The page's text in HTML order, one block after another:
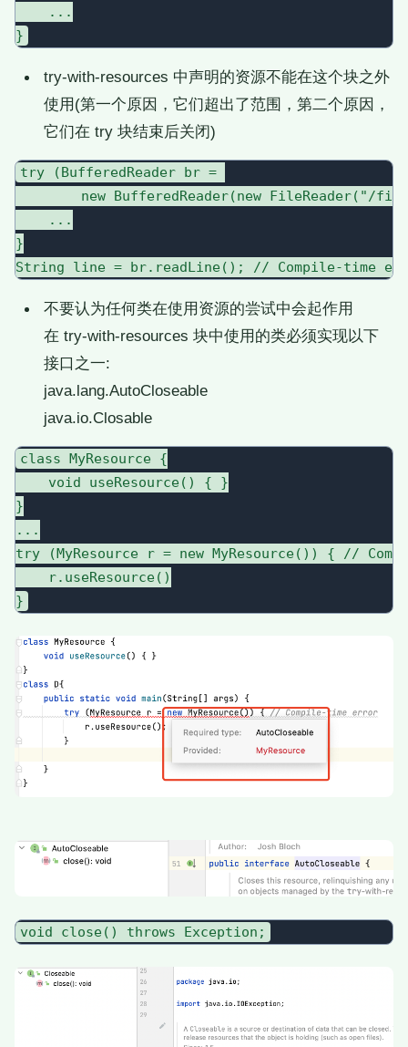
    ...
try-with-resources 中声明的资源不能在这个块之外
使用(第一个原因，它们超出了范围，第二个原因，
它们在 try 块结束后关闭)
try (BufferedReader br =
new BufferedReader(new FileReader("/
    ...
}
不要认为任何类在使用资源的尝试中会起作用
在 try-with-resources 块中使用的类必须实现以下
接口之一:
java.lang.AutoCloseable
java.io.Closable
class MyResource {
    void useResource() { }
}
...
try (MyResource r = new MyResource()) { //
    r.useResource()